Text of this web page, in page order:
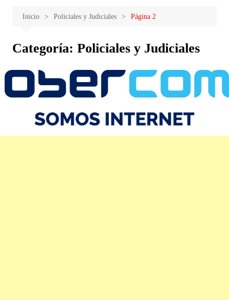
Inicio Policiales y Judiciales Página 2
Categoría: Policiales y Judiciales